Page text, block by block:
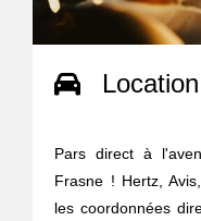
Pars direct à
Frasne ! Hertz,
les coordonnées